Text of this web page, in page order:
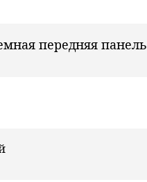
передняя панель